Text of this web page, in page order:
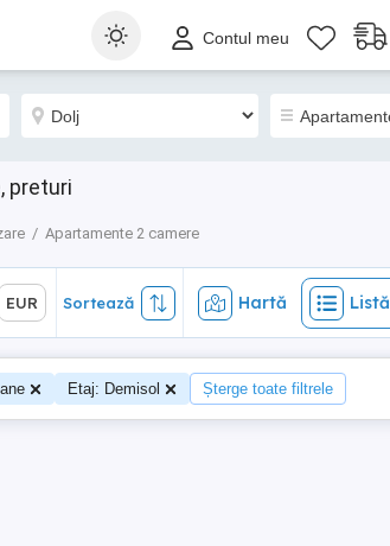
Contul meu
preturi
Apartamente 2 camere
Sortează Hartă Listă
EUR Sortează Hartă Listă
Etaj: Demisol Șterge toate filtrele